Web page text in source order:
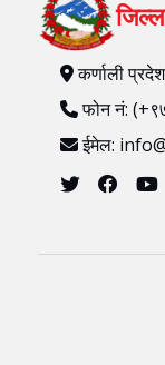
कर्णाली
फोन नं:
ईमेल: